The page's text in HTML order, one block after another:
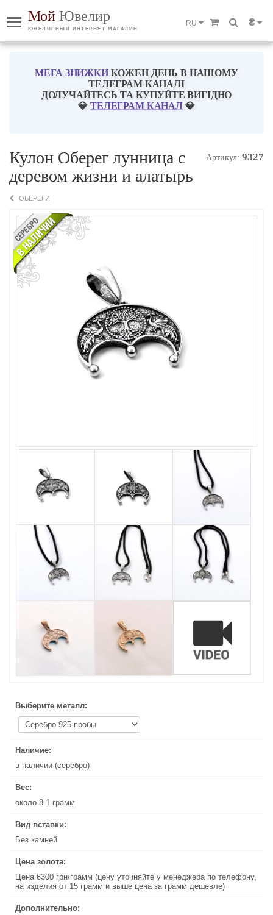
Мой Ювелир
ЮВЕЛИРНЫЙ ИНТЕРНЕТ МАГАЗИН
₴
RU
МЕГА ЗНИЖКИКОЖЕН ДЕНЬ В НАШОМУ
ТЕЛЕГРАМ КАНАЛІ
ДОЛУЧАЙТЕСЬ ТА КУПУЙТЕ ВИГІДНО
💎ТЕЛЕГРАМ КАНАЛ 💎
Кулон Оберег лунница с
деревом жизни и алатырь
Артикул: 9327
ОБЕРЕГИ
Выберите металл:
Наличие:
в наличии (серебро)
Вес:
около 8.1 грамм
Вид вставки:
Без камней
Цена золота:
Цена 6300 грн/грамм (цену уточняйте у менеджера по телефону,
на изделия от 15 грамм и выше цена за грамм дешевле)
Дополнительно:
Цена 6300 грн/грамм (цену уточняйте у менеджера по телефону,
на изделия от 15 грамм и выше цена за грамм дешевле)